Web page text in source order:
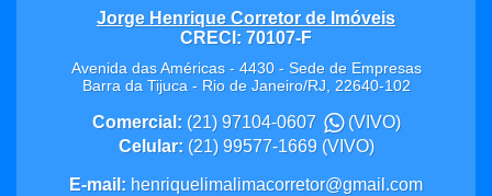
Jorge Henrique Corretor de Imóveis
CRECI: 70107-F
Avenida das Américas - 4430 - Sede de Empresas
Barra da Tijuca- Rio de Janeiro/RJ, 22640-102
Comercial: (21) 97104-0607
(VIVO)
Celular: (21) 99577-1669(VIVO)
E-mail: henriquelimalimacorretor@gmail.com